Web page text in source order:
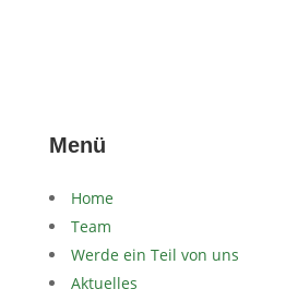
Menü
Home
Team
Werde ein Teil von uns
Aktuelles